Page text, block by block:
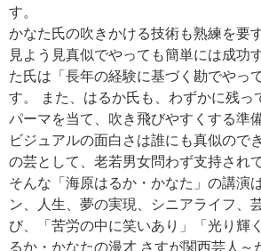
す。
かなた氏の吹きかける技術も熟練を要
見よう見真似でやっても簡単には成功
た氏は「長年の経験に基づく勘でやっ
す。 また、はるか氏も、わずかに残っ
パーマを当て、吹き飛びやすくする準
ビジュアルの面白さは誰にも真似ので
の芸として、老若男女問わず支持され
そんな「海原はるか・かなた」の講演
ン、人生、夢の実現、シニアライフ、
び、「苦労の中に笑いあり」「光り輝
るか・かなたの漫才 さすが関西芸人～